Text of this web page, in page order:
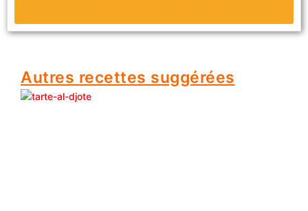
Autres recettes suggérées